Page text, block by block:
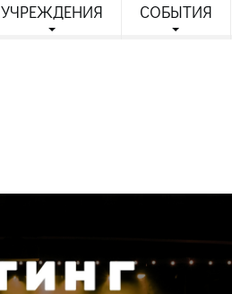
УЧРЕЖДЕНИЯ СОБЫТИЯ